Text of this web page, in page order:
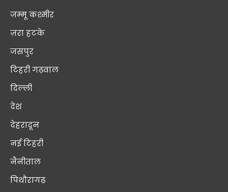
जम्मू कश्मीर
ज़रा हटके
जसपुर
टिहरी गढ़वाल
दिल्ली
देश
देहरादून
नई टिहरी
नैनीताल
पिथौरागढ़